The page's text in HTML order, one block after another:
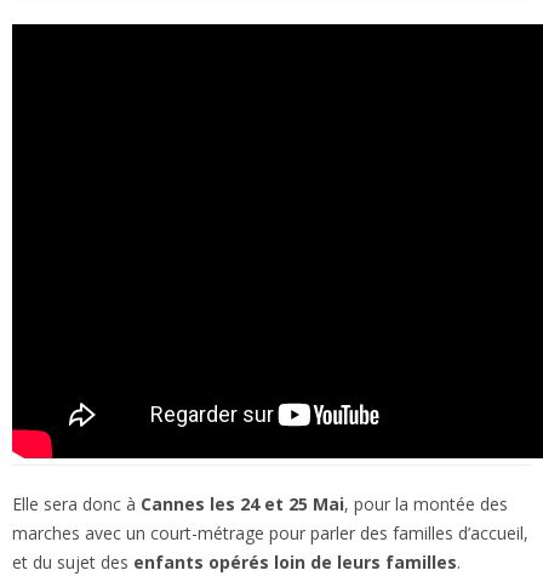
Elle sera donc à Cannes les 24 et 25 Mai, pour la montée des
marches avec un court-métrage pour parler des familles d’accueil,
et du sujet des enfants opérés loin de leurs familles.